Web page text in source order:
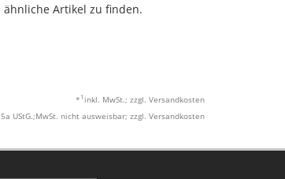
ähnliche Artikel zu finden.
* 1 inkl. MwSt.; zzgl. Versandkosten
UStG.;MwSt. nicht ausweisbar; zzgl. Versandkosten